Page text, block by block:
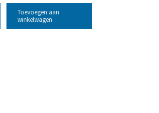
Toevoegen aan
winkelwagen